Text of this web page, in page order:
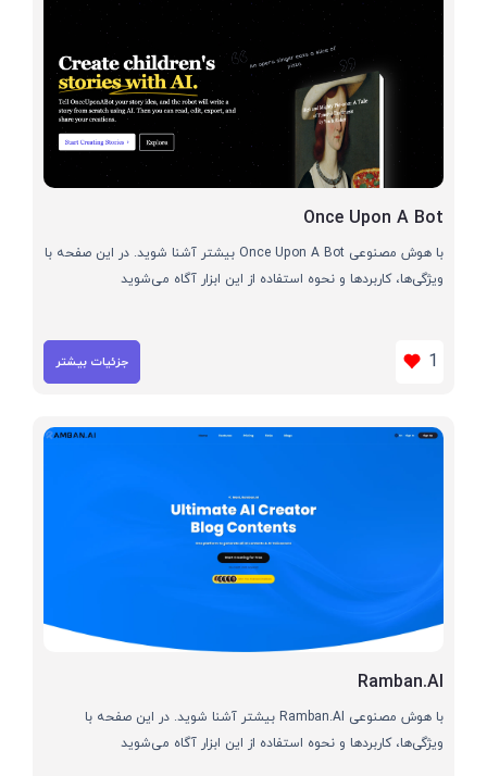
Once Upon A Bot
با هوش مصنوعی Once Upon A Bot بیشتر آشنا شوید. در این صفحه با
ویژگی‌ها، کاربردها و نحوه استفاده از این ابزار آگاه می‌شوید
1 جزئیات بیشتر
Ramban.AI
با هوش مصنوعی Ramban.AI بیشتر آشنا شوید. در این صفحه با
ویژگی‌ها، کاربردها و نحوه استفاده از این ابزار آگاه می‌شوید